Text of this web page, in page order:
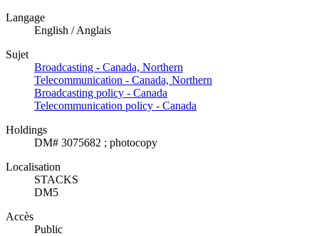
Langage
English / Anglais
Sujet
Broadcasting - Canada, Northern
Telecommunication - Canada, Northern
Broadcasting policy - Canada
Telecommunication policy - Canada
Holdings
DM# 3075682 ; photocopy
Localisation
STACKS
DM5
Accès
Public